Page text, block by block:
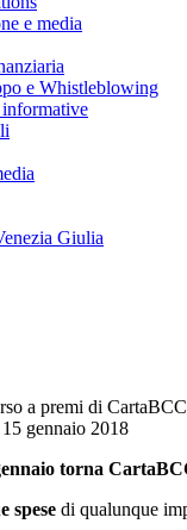
e media
e Whistleblowing
Giulia
a premi di CartaBCC
gennaio 2018
torna
spese di qualunque